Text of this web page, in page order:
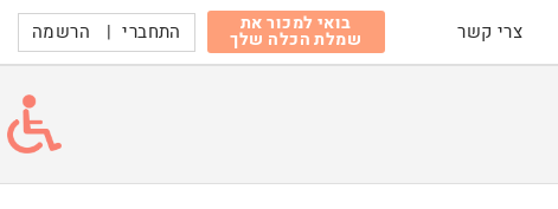
צרי קשר בואי למכור את
שמלת הכלה שלך התחברי | הרשמה